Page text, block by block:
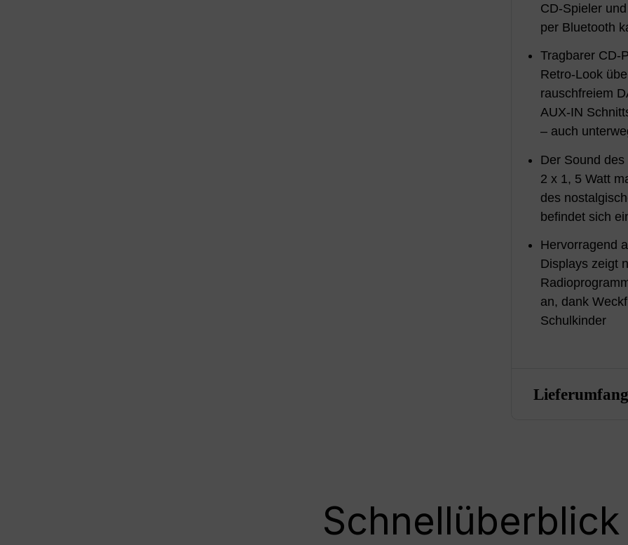
CD-Spieler
per Bluetooth
Tragbarer CD-
Retro-Look
rauschfreiem
AUX-IN
– auch
Der Sound
2 x 1, 5 Watt
des
befindet sich
Hervorragend
Displays zeigt
an, dank
Schulkinder
Schnellüberblick